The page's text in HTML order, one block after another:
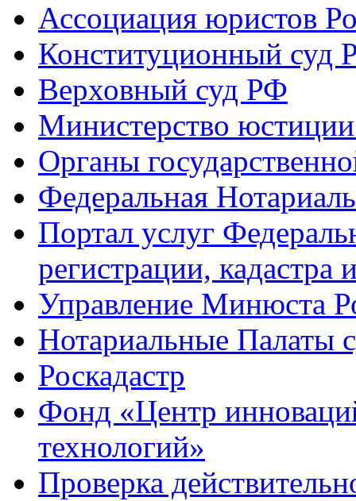
Ассоциация юристов
Конституционный суд
Верховный суд РФ
Министерство
Органы
Федеральная
Портал услуг
регистрации, кадастра
Управление Минюста
Нотариальные Палаты
Роскадастр
Фонд «Центр
технологий»
Проверка